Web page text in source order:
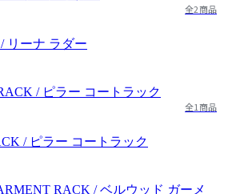
全2商品
リーナ ラダー
全1商品
/ ピラー コートラック